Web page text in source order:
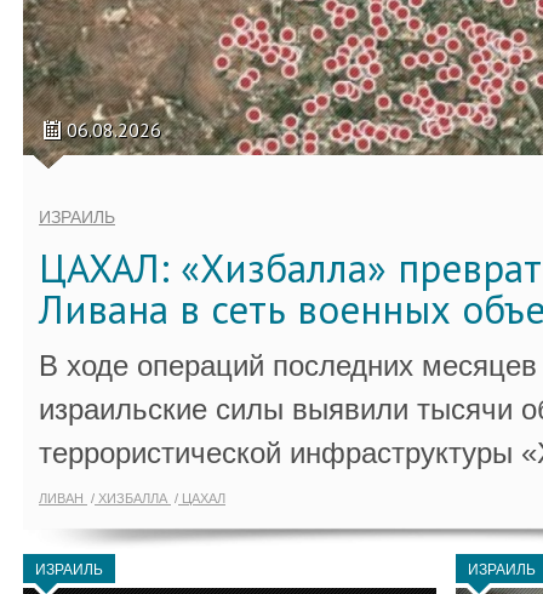
06.08.2026
ИЗРАИЛЬ
ЦАХАЛ: «Хизбалла»
Ливана в сеть военных
В ходе операций последних
израильские силы выявили тысячи
террористической инфраструктуры
ЛИВАН ХИЗБАЛЛА ЦАХАЛ
ИЗРАИЛЬ ИЗРАИЛЬ